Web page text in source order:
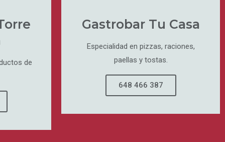
de
Gastrobar Tu Casa
Especialidad en pizzas, raciones,
paellas y tostas.
648 466 387